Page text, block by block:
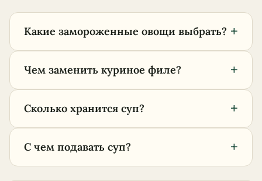
Какие замороженные овощи выбрать? +
Чем заменить куриное филе? +
Сколько хранится суп? +
С чем подавать суп? +